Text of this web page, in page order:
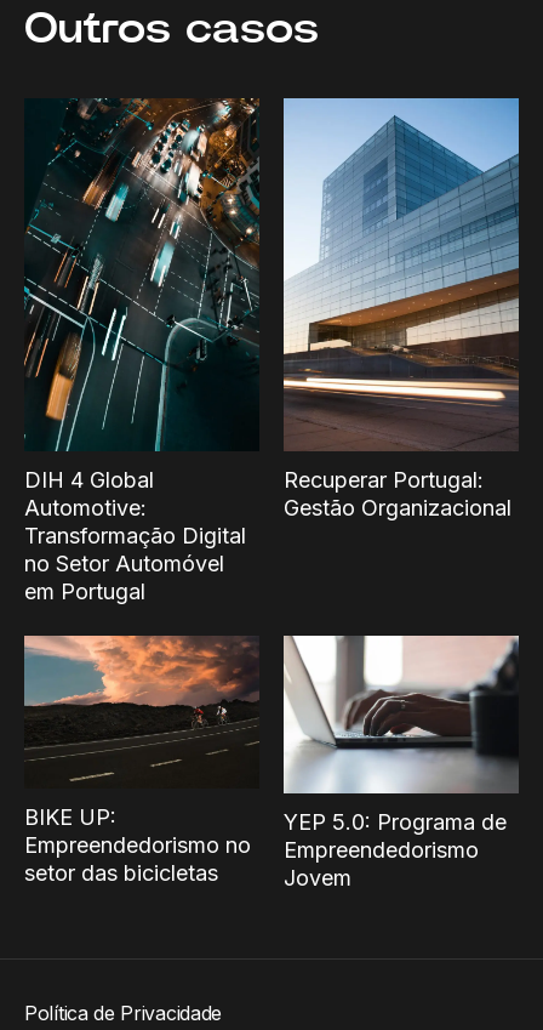
Outros casos
DIH 4 Global
Automotive:
Transformação Digital
no Setor Automóvel
em Portugal
Recuperar Portugal:
Gestão Organizacional
BIKE UP:
Empreendedorismo no
setor das bicicletas
YEP 5.0: Programa de
Empreendedorismo
Jovem
Política de Privacidade